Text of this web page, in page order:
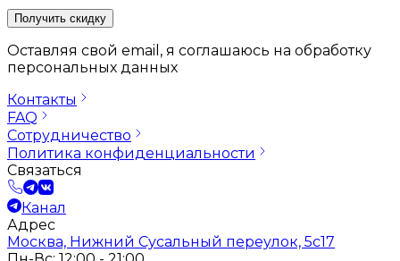
Получить скидку
Оставляя свой email, я соглашаюсь на обработку
персональных данных
Контакты
FAQ
Сотрудничество
Политика конфиденциальности
Связаться
Канал
Адрес
Москва, Нижний Сусальный переулок, 5с17